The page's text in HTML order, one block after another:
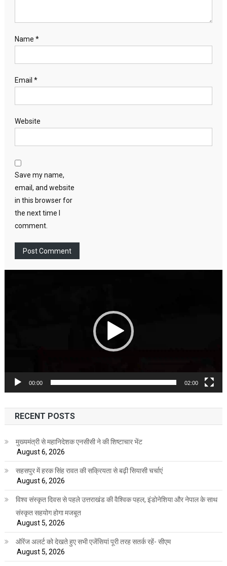
Name *
Email *
Website
Save my name,
email, and website
in this browser for
the next time I
comment.
00:00 02:00
RECENT POSTS
मुख्यमंत्री से महानिदेशक एनसीसी ने की शिष्टाचार भेंट
August 6, 2026
सहसपुर में हरक सिंह रावत की सक्रियता से बढ़ी सियासी चर्चाएं
August 6, 2026
विश्व संस्कृत दिवस से पहले उत्तराखंड की वैश्विक पहल, इंडोनेशिया और नेपाल के साथ
संस्कृत सहयोग होगा मजबूत
August 5, 2026
ऑरेंज अलर्ट को देखते हुए सभी एजेंसियां पूरी तरह सतर्क रहें- सीएम
August 5, 2026